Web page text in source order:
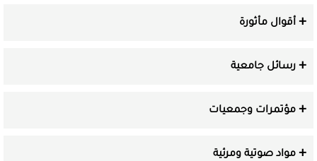
أقوال مأثورة
رسائل جامعية
مؤتمرات وجمعيات
مواد صوتية ومرئية